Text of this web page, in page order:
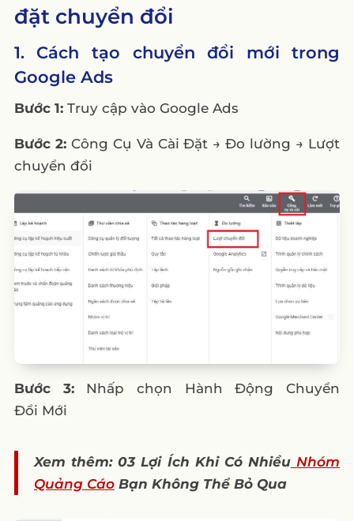
đặt chuyển đổi
1. Cách tạo chuyển đổi mới trong
Google Ads
Bước 1:Truy cập vào Google Ads
Bước 2:Công Cụ Và Cài Đặt → Đo lường → Lượt
chuyển đổi
Bước 3:Nhấp chọn Hành Động Chuyển
Đổi Mới
Xem thêm: 03 Lợi Ích Khi Có NhiềuNhóm
Quảng CáoBạn Không Thể Bỏ Qua